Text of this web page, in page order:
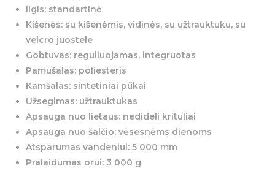
Ilgis: standartinė
Kišenės: su kišenėmis, vidinės, su užtrauktuku, su
velcro juostele
Gobtuvas: reguliuojamas, integruotas
Pamušalas: poliesteris
Kamšalas: sintetiniai pūkai
Užsegimas: užtrauktukas
Apsauga nuo lietaus: nedideli krituliai
Apsauga nuo šalčio: vėsesnėms dienoms
Atsparumas vandeniui: 5 000 mm
Pralaidumas orui: 3 000 g